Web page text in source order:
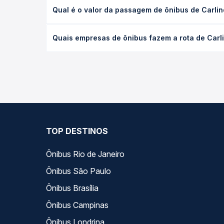
ou leito) e as condições de tráfego. Na Quero
Qual é o valor da passagem de ônibus de
poltrona e a antecedência da compra. Na Quero
Quais empresas de ônibus fazem a rota de
TOP DESTINOS
Ônibus Rio de Janeiro
Ônibus São Paulo
Ônibus Brasília
Ônibus Campinas
Ônibus Londrina